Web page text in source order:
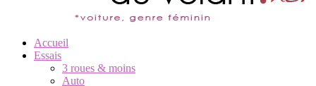
Accueil
Essais
3 roues & moins
Auto